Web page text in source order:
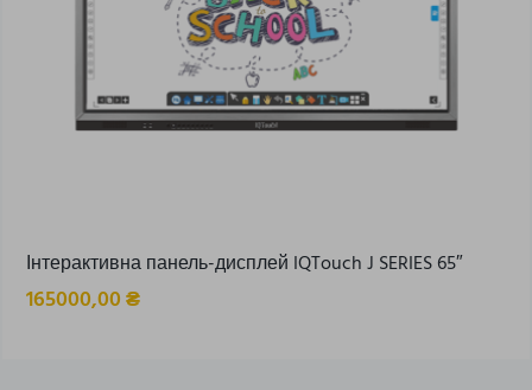
Інтерактивна панель-дисплей IQTouch J SERIES 65″
165000,00₴